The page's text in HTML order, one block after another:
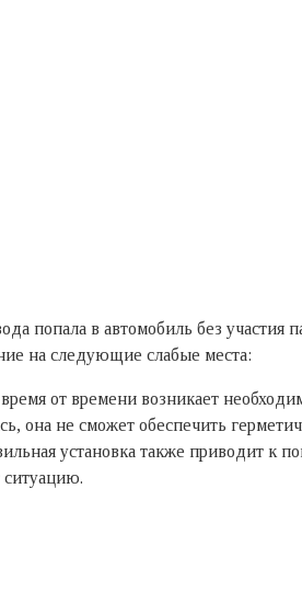
в автомобиль без участия
на следующие слабые места:
от времени возникает
она не сможет обеспечить
установка также приводит к
ситуацию.